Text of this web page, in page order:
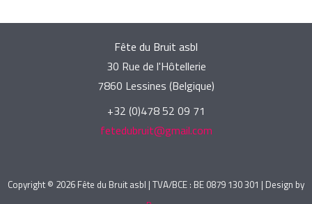
Fête du Bruit asbl
30 Rue de l'Hôtellerie
7860 Lessines (Belgique)
+32 (0)478 52 09 71
fetedubruit@gmail.com
Copyright © 2026 Fête du Bruit asbl | TVA/BCE : BE 0879 130 301 | Design by